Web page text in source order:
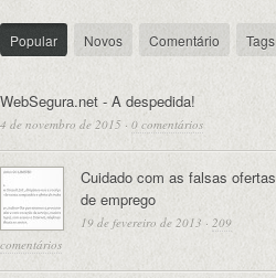
Popular Novos Comentário Tags
WebSegura.net - A despedida!
4 de novembro de 2015 · 0 comentários
Cuidado com as falsas ofertas
de emprego
19 de fevereiro de 2013 · 209
comentários